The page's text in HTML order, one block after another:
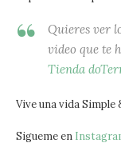
Quieres ver
video que te
Tienda
Vive una vida Simple
Sigueme en